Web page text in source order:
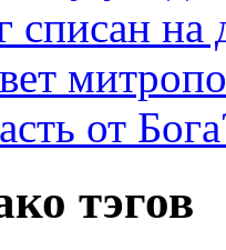
списан на
от
тэгов